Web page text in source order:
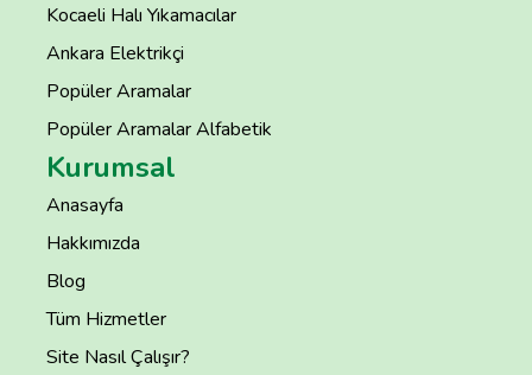
Kocaeli Halı Yıkamacılar
Ankara Elektrikçi
Popüler Aramalar
Popüler Aramalar Alfabetik
Kurumsal
Anasayfa
Hakkımızda
Blog
Tüm Hizmetler
Site Nasıl Çalışır?